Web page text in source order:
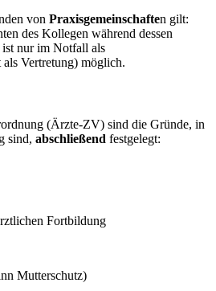
von Praxisgemeinschaften gilt:
des Kollegen während dessen
ist nur im Notfall als
Vertretung) möglich.
(Ärzte-ZV) sind die Gründe, in
sind, abschließend festgelegt:
Fortbildung
Mutterschutz)